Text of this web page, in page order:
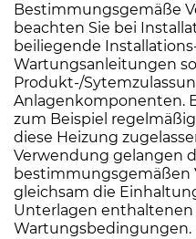
Bestimmungsgemäße
beachten Sie bei
beiliegende
Wartungsanleitungen
Produkt-/
Anlagenkomponenten.
zum Beispiel
diese Heizung
Verwendung gelangen
bestimmungsgemäßen
gleichsam die
Unterlagen
Wartungsbedingungen.